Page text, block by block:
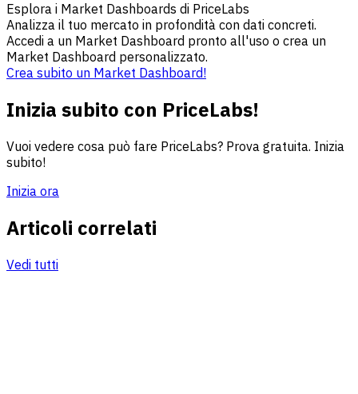
Esplora i Market Dashboards di PriceLabs
Analizza il tuo mercato in profondità con dati concreti.
Accedi a un Market Dashboard pronto all'uso o crea un
Market Dashboard personalizzato.
Crea subito un Market Dashboard!
Inizia subito con PriceLabs!
Vuoi vedere cosa può fare PriceLabs? Prova gratuita. Inizia
subito!
Inizia ora
Articoli correlati
Vedi tutti